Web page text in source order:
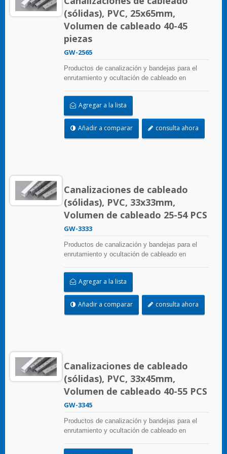
(sólidas), PVC, 25x65mm,
Volumen de cableado 40-45
piezas
GW-2565
Productos de canalización y bandejas para el
enrutamiento y ocultación de cableado en
numerosas configuraciones, materiales, tamaños
y colores para adaptarse a cualquier aplicación.
Seleccione entre una amplia gama de accesorios
y herramientas para una fácil instalación.
Agregar a la lista
Añadir a comparar consulta ahora
Canalizaciones de cableado
(sólidas), PVC, 33x33mm,
Volumen de cableado 25-54 PCS
GW-3333
Productos de canalización y bandejas para el
enrutamiento y ocultación de cableado en
numerosas configuraciones, materiales, tamaños
y colores para adaptarse a cualquier aplicación.
Seleccione entre una amplia gama de accesorios
y herramientas para una fácil instalación.
Agregar a la lista
Añadir a comparar consulta ahora
Canalizaciones de cableado
(sólidas), PVC, 33x45mm,
Volumen de cableado 40-55 PCS
GW-3345
Productos de canalización y bandejas para el
enrutamiento y ocultación de cableado en
numerosas configuraciones, materiales, tamaños